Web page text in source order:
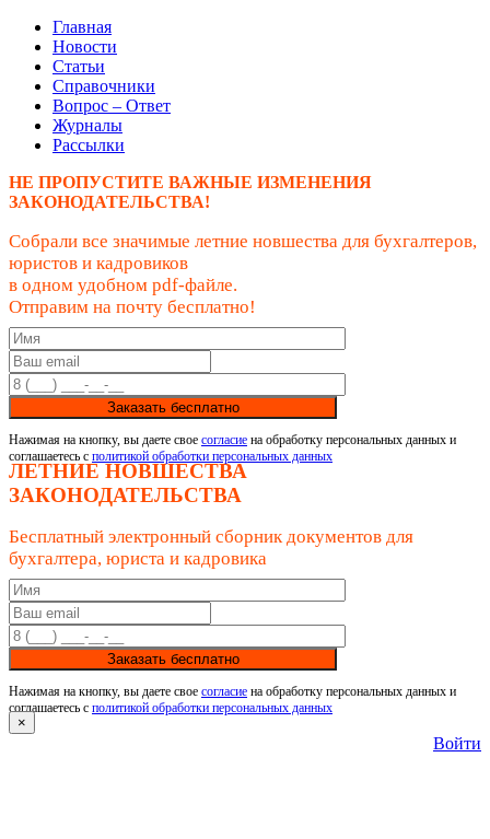
Главная
Новости
Статьи
Справочники
Вопрос – Ответ
Журналы
Рассылки
НЕ ПРОПУСТИТЕ ВАЖНЫЕ ИЗМЕНЕНИЯ
ЗАКОНОДАТЕЛЬСТВА!
Собрали все значимые летние новшества для бухгалтеров,
юристов и кадровиков
в одном удобном pdf-файле.
Отправим на почту бесплатно!
Заказать бесплатно
Нажимая на кнопку, вы даете свое согласие на обработку персональных данных и
соглашаетесь с политикой обработки персональных данных
ЛЕТНИЕ НОВШЕСТВА
ЗАКОНОДАТЕЛЬСТВА
Бесплатный электронный сборник документов для
бухгалтера, юриста и кадровика
Заказать бесплатно
Нажимая на кнопку, вы даете свое согласие на обработку персональных данных и
соглашаетесь с политикой обработки персональных данных
×
Войти